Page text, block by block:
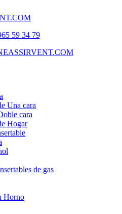
59 34 79
Una cara
cara
Hogar
de gas
Horno